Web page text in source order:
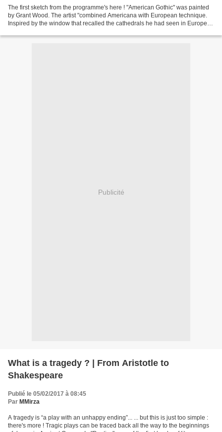
The first sketch from the programme's here ! "American Gothic" was painted
by Grant Wood. The artist "combined Americana with European technique.
Inspired by the window that recalled the cathedrals he had seen in Europe
Publicité
What is a tragedy ? | From Aristotle to
Shakespeare
Publié le 05/02/2017 à 08:45
Par MMirza
A tragedy is “a play with an unhappy ending”... ... but this is just too simple :
there's more ! Tragic plays can be traced back all the way to the beginnings